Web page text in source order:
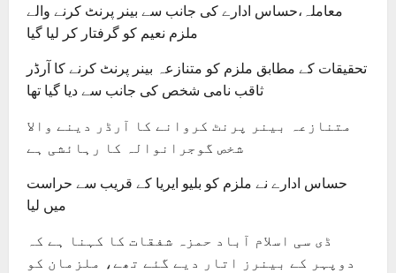
معاملہ،حساس ادارے کی جانب سے بینر پرنٹ کرنے والے
ملزم نعیم کو گرفتار کر لیا گیا
تحقیقات کے مطابق ملزم کو متنازعہ بینر پرنٹ کرنے کا آرڈر
ثاقب نامی شخص کی جانب سے دیا گیا تھا
متنازعہ بینر پرنٹ کروانے کا آرڈر دینے والا
شخص گوجرانوالہ کا رہائشی ہے
حساس ادارے نے ملزم کو بلیو ایریا کے قریب سے حراست
میں لیا
ڈی سی اسلام آباد حمزہ شفقات کا کہنا ہے کہ
دوپہر کے بینرز اتار دیے گئے تھے، ملزمان کو